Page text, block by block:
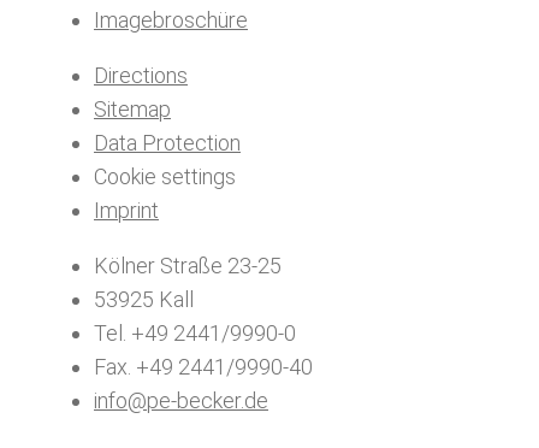
Imagebroschüre
Directions
Sitemap
Data Protection
Cookie settings
Imprint
Kölner Straße 23-25
53925 Kall
Tel. +49 2441/9990-0
Fax. +49 2441/9990-40
info@pe-becker.de